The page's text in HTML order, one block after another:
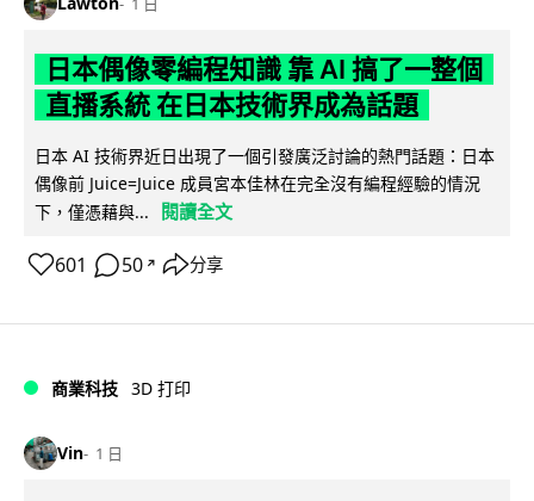
日本偶像零編程知識 靠 AI 搞了一整個
直播系統 在日本技術界成為話題
日本 AI 技術界近日出現了一個引發廣泛討論的熱門話題：日本
偶像前 Juice=Juice 成員宮本佳林在完全沒有編程經驗的情況
下，僅憑藉與...
閱讀全文
601 50 ↗ 分享
商業科技 3D 打印
Vin 1 日